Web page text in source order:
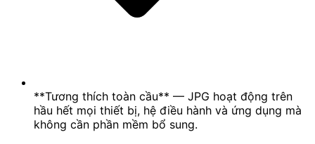
**Tương thích toàn cầu** — JPG hoạt động trên
hầu hết mọi thiết bị, hệ điều hành và ứng dụng mà
không cần phần mềm bổ sung.